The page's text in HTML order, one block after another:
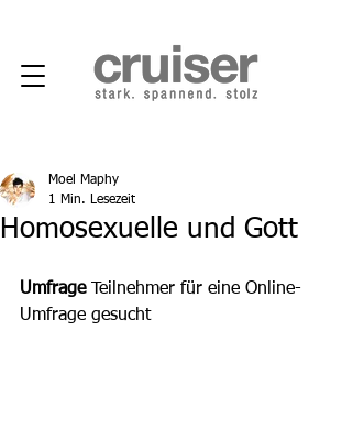
Homosexuelle und Gott
Moel Maphy
1 Min. Lesezeit
Umfrage
Teilnehmer für eine Online-
Umfrage gesucht